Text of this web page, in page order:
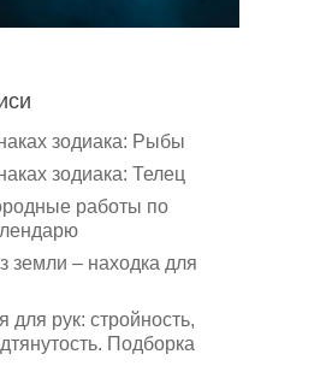
зодиака: Рыбы
зодиака: Телец
работы по
земли – находка для
для рук: стройность,
Подборка